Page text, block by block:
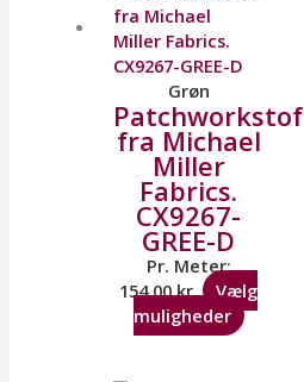
Grøn
Patchworkstof
fra Michael
Miller
Fabrics.
CX9267-
GREE-D
Pr. Meter:
154,00kr.
Vælg
muligheder